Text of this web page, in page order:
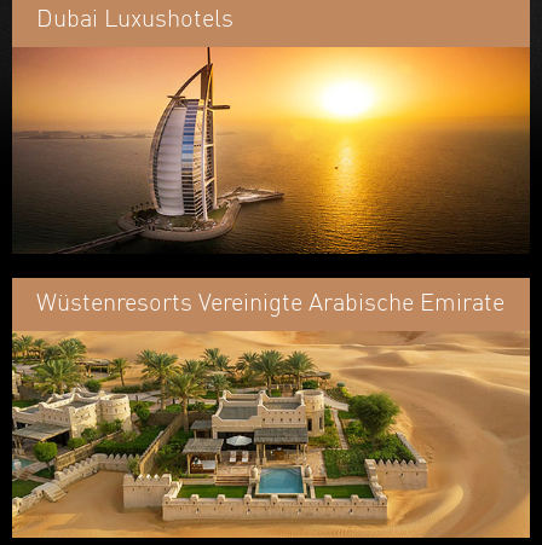
Dubai Luxushotels
Wüstenresorts Vereinigte Arabische Emirate